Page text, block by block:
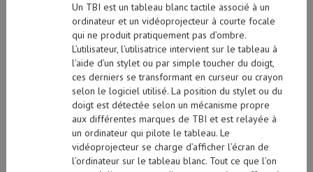
Un TBI est un tableau blanc tactile associé à un
ordinateur et un vidéoprojecteur à courte focale
qui ne produit pratiquement pas d’ombre.
L’utilisateur, l’utilisatrice intervient sur le tableau à
l’aide d’un stylet ou par simple toucher du doigt,
ces derniers se transformant en curseur ou crayon
selon le logiciel utilisé. La position du stylet ou du
doigt est détectée selon un mécanisme propre
aux différentes marques de TBI et est relayée à
un ordinateur qui pilote le tableau. Le
vidéoprojecteur se charge d’afficher l’écran de
l’ordinateur sur le tableau blanc. Tout ce que l’on